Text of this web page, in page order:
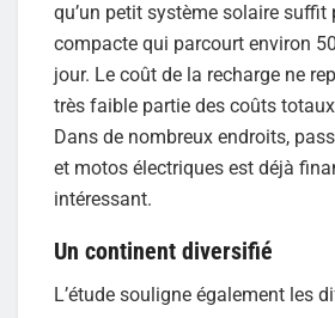
qu’un petit système solaire suffit
compacte qui parcourt environ
jour. Le coût de la recharge ne
très faible partie des coûts
Dans de nombreux endroits,
et motos électriques est déjà
intéressant.
Un continent diversifié
L’étude souligne également les